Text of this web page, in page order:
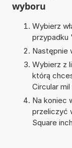
wyboru
Wybierz
przypadku '
Następnie
Wybierz z
którą
Circular mil
Na koniec
przeliczyć
Square